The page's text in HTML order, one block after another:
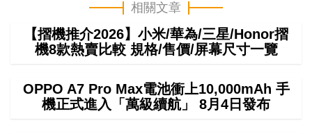
相關文章
【摺機推介2026】小米/華為/三星/Honor摺
機8款熱賣比較 規格/售價/屏幕尺寸一覽
OPPO A7 Pro Max電池衝上10,000mAh 手
機正式進入「萬級續航」 8月4日發布